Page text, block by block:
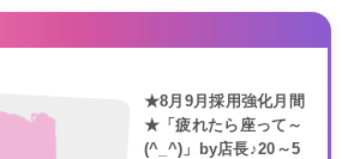
★8月9月採用強化月間
★「疲れたら座って～
(^_^)」by店長♪20～5